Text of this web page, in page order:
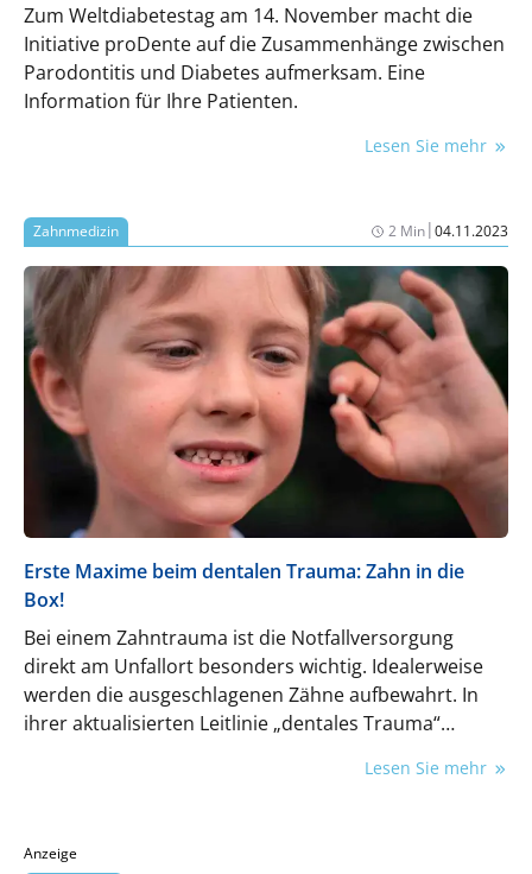
Zum Weltdiabetestag am 14. November macht die
Initiative proDente auf die Zusammenhänge zwischen
Parodontitis und Diabetes aufmerksam. Eine
Information für Ihre Patienten.
Lesen Sie mehr
Zahnmedizin 2 Min|04.11.2023
Erste Maxime beim dentalen Trauma: Zahn in die
Box!
Bei einem Zahntrauma ist die Notfallversorgung
direkt am Unfallort besonders wichtig. Idealerweise
werden die ausgeschlagenen Zähne aufbewahrt. In
ihrer aktualisierten Leitlinie „dentales Trauma“
„Zahnrettungsboxen“ bereit zu halten.Lesen Sie mehr
Anzeige